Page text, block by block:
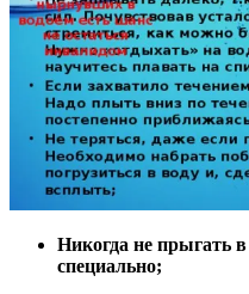
Никогда не прыгать
специально;